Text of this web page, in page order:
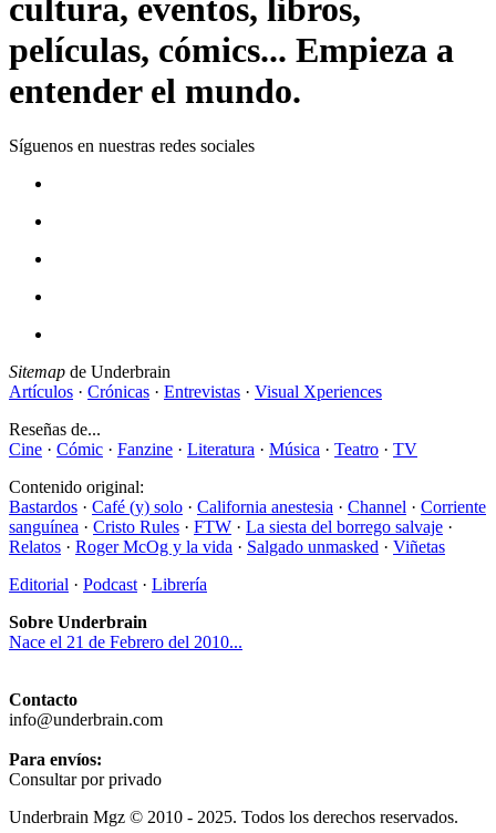
cultura, eventos, libros,
películas, cómics... Empieza a
entender el mundo.
Síguenos en nuestras redes sociales
Sitemap de Underbrain
Artículos · Crónicas · Entrevistas · Visual Xperiences
Reseñas de...
Cine · Cómic · Fanzine · Literatura · Música · Teatro · TV
Contenido original:
Bastardos · Café (y) solo · California anestesia · Channel · Corriente
sanguínea · Cristo Rules · FTW · La siesta del borrego salvaje ·
Relatos · Roger McOg y la vida · Salgado unmasked · Viñetas
Editorial · Podcast · Librería
Sobre Underbrain
Nace el 21 de Febrero del 2010...
Contacto
info@underbrain.com
Para envíos:
Consultar por privado
Underbrain Mgz © 2010 - 2025. Todos los derechos reservados.